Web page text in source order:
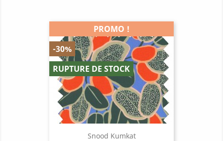
Snood Kumkat
PROMO !
-30%
RUPTURE DE STOCK